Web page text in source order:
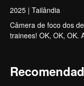
2025 | Tailândia
Câmera de foco dos
trainees! OK, OK, OK.